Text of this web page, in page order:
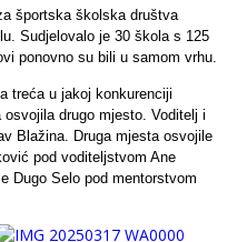
športska školska društva
Sudjelovalo je 30 škola s 125
ponovno su bili u samom vrhu.
treća u jakoj konkurenciji
drugo mjesto. Voditelj i
Blažina. Druga mjesta osvojile
pod voditeljstvom Ane
Dugo Selo pod mentorstvom